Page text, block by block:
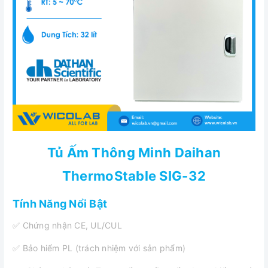
Tủ Ấm Thông Minh Daihan
ThermoStable SIG-32
Tính Năng Nổi Bật
✅ Chứng nhận CE, UL/CUL
✅ Bảo hiểm PL (trách nhiệm với sản phẩm)